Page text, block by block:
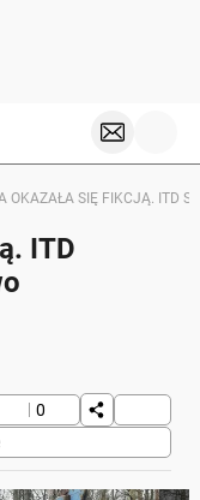
OKAZAŁA SIĘ FIKCJĄ. ITD
ITD
0